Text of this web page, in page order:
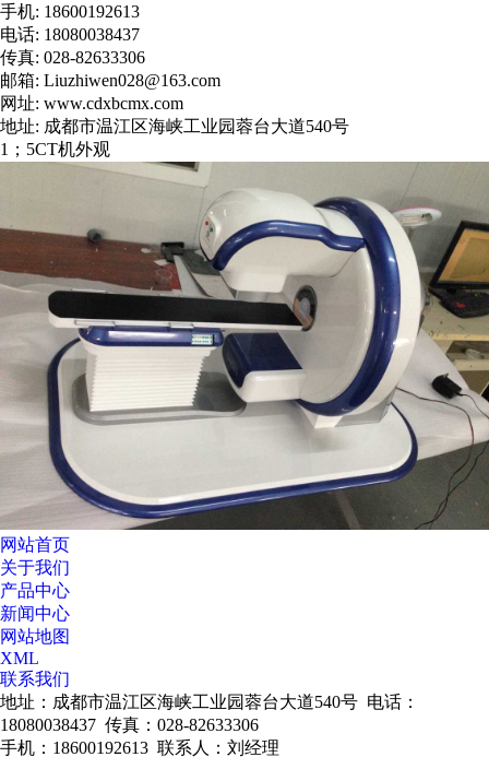
手机: 18600192613
电话: 18080038437
传真: 028-82633306
邮箱: Liuzhiwen028@163.com
网址: www.cdxbcmx.com
地址: 成都市温江区海峡工业园蓉台大道540号
1；5CT机外观
网站首页
关于我们
产品中心
新闻中心
网站地图
XML
联系我们
地址：成都市温江区海峡工业园蓉台大道540号 电话：
18080038437 传真：028-82633306
手机：18600192613 联系人：刘经理